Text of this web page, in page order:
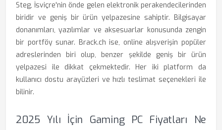
Steg, İsviçre'nin önde gelen elektronik perakendecilerinden
biridir ve geniş bir ürün yelpazesine sahiptir. Bilgisayar
donanımları, yazılımlar ve aksesuarlar konusunda zengin
bir portföy sunar. Brack.ch ise, online alışverişin popüler
adreslerinden biri olup, benzer şekilde geniş bir ürün
yelpazesi ile dikkat çekmektedir. Her iki platform da
kullanıcı dostu arayüzleri ve hızlı teslimat seçenekleri ile
bilinir.
2025 Yılı İçin Gaming PC Fiyatları Ne